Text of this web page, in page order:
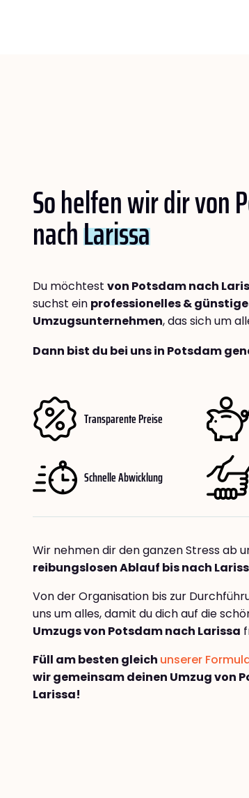
So helfen wir dir von
nachLarissa
Du möchtest von Potsdam nach
suchst ein professionelles &
Umzugsunternehmen, das sich um
Dann bist du bei uns in Potsdam
Transparente Preise
Schnelle Abwicklung
Wir nehmen dir den ganzen Stress ab
reibungslosen Ablauf bis nach
Von der Organisation bis zur
uns um alles, damit du dich auf die
Umzugs von Potsdam nach Larissa
Füll am besten gleich unserer
wir gemeinsam deinen Umzug von
Larissa!